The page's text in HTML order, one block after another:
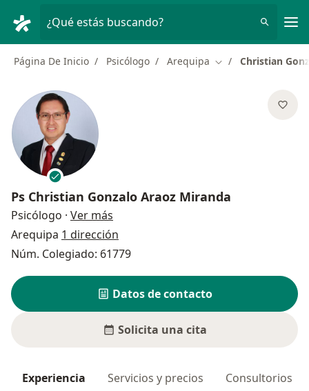
¿Qué estás buscando?
Página De Inicio Psicólogo Arequipa Cambiar de ciudad
Christian
Ps Christian Gonzalo Araoz Miranda
Psicólogo · Ver más
Arequipa 1 dirección
Núm. Colegiado: 61779
Datos de contacto
Solicita una cita
Experiencia Servicios y precios Consultorios